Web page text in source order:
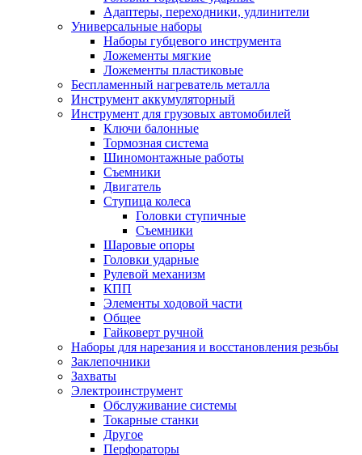
Адаптеры, переходники, удлинители
Универсальные наборы
Наборы губцевого инструмента
Ложементы мягкие
Ложементы пластиковые
Беспламенный нагреватель металла
Инструмент аккумуляторный
Инструмент для грузовых автомобилей
Ключи балонные
Тормозная система
Шиномонтажные работы
Cъемники
Двигатель
Ступица колеса
Головки ступичные
Cъемники
Шаровые опоры
Головки ударные
Рулевой механизм
КПП
Элементы ходовой части
Общее
Гайковерт ручной
Наборы для нарезания и восстановления резьбы
Заклепочники
Захваты
Электроинструмент
Обслуживание системы
Токарные станки
Другое
Перфораторы